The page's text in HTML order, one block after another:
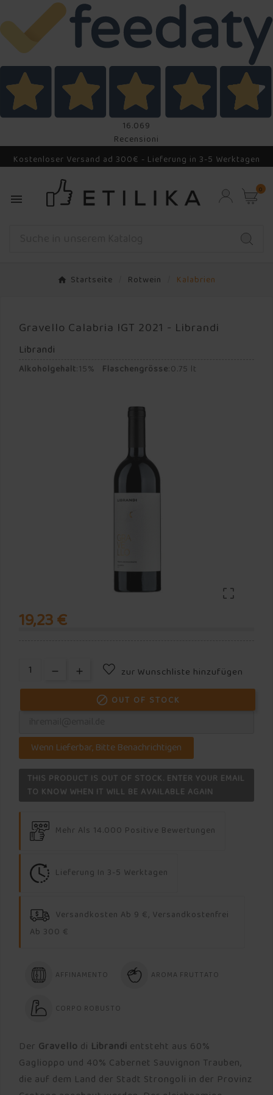
16.069
Recensioni
Kostenloser Versand ad 300€ - Lieferung in 3-5 Werktagen

0
Startseite Rotwein Kalabrien
Gravello Calabria IGT 2021 - Librandi
Librandi
Alkoholgehalt:15% Flaschengrösse:0.75 lt

19,23 €
zur Wunschliste hinzufügen
 OUT OF STOCK
Wenn Lieferbar, Bitte Benachrichtigen
THIS PRODUCT IS OUT OF STOCK. ENTER YOUR EMAIL
TO KNOW WHEN IT WILL BE AVAILABLE AGAIN
Mehr Als 14.000 Positive Bewertungen
Lieferung In 3-5 Werktagen
Versandkosten Ab 9 €, Versandkostenfrei
Ab 300 €
AFFINAMENTO AROMA FRUTTATO
CORPO ROBUSTO
Der Gravello di Librandi entsteht aus 60%
Gaglioppo und 40% Cabernet Sauvignon Trauben,
die auf dem Land der Stadt Strongoli in der Provinz